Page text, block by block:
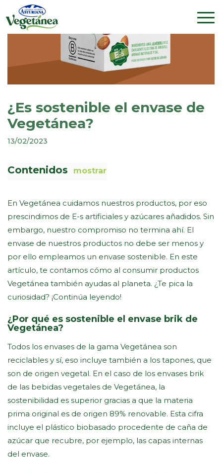
¿Es sostenible el envase de
Vegetánea?
13/02/2023
Contenidos mostrar
En Vegetánea cuidamos nuestros productos, por eso
prescindimos de E-s artificiales y azúcares añadidos. Sin
embargo, nuestro compromiso no termina ahí. El
envase de nuestros productos no debe ser menos y
por ello empleamos un envase sostenible. En este
artículo, te contamos cómo al consumir productos
Vegetánea también ayudas al planeta. ¿Te pica la
curiosidad? ¡Continúa leyendo!
¿Por qué es sostenible el envase brik de
Vegetánea?
Todos los envases de la gama Vegetánea son
reciclables y sí, eso incluye también a los tapones, que
son de origen vegetal. En el caso de los envases brik
de las bebidas vegetales de Vegetánea, la
sostenibilidad es superior gracias a que la materia
prima original es de origen 89% renovable. Esta cifra
incluye el plástico biobasado procedente de caña de
azúcar que recubre, por ejemplo, las capas internas
del envase.